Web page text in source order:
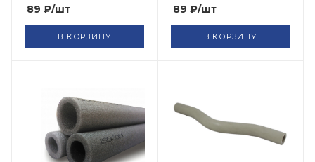
89 ₽/шт
В КОРЗИНУ
89 ₽/шт
В КОРЗИНУ